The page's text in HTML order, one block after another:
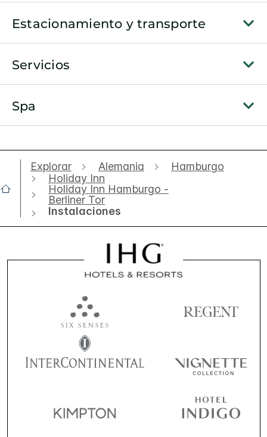
Estacionamiento y transporte
Servicios
Spa
Explorar Alemania
Hamburgo
Holiday Inn
Holiday Inn Hamburgo -
Berliner Tor
Instalaciones